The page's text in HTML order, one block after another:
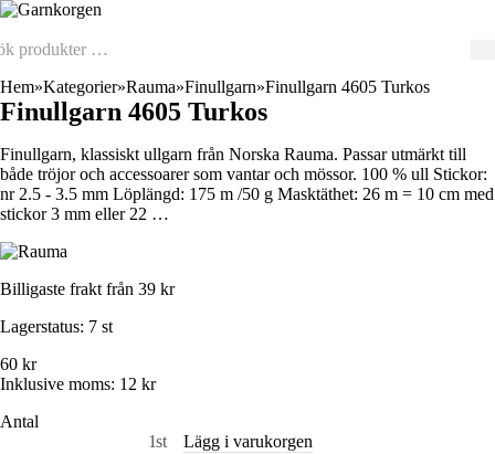
Hem Kategorier Rauma Finullgarn Finullgarn 4605 Turkos
Finullgarn 4605 Turkos
Finullgarn, klassiskt ullgarn från Norska Rauma. Passar utmärkt till
både tröjor och accessoarer som vantar och mössor. 100 % ull Stickor:
nr 2.5 - 3.5 mm Löplängd: 175 m /50 g Masktäthet: 26 m = 10 cm med
stickor 3 mm eller 22 …
Billigaste frakt från 39 kr
Lagerstatus: 7 st
60 kr
Inklusive moms: 12 kr
Antal
st
Lägg i varukorgen